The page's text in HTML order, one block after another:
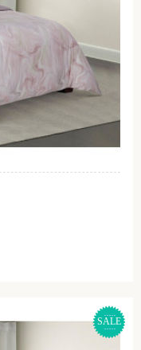
SALE